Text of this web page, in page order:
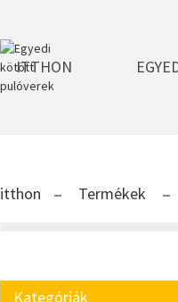
ITTHON
itthon Termékek
Kategóriák